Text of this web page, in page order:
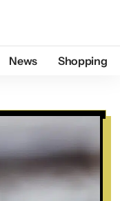
News Shopping